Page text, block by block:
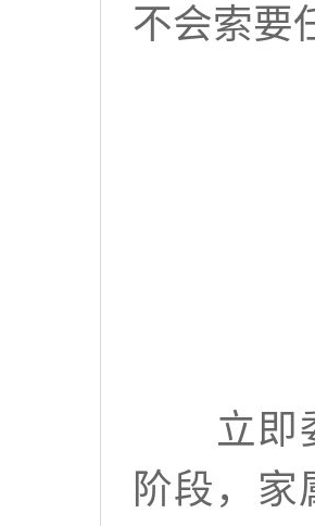
不会索要
立即委
阶段，